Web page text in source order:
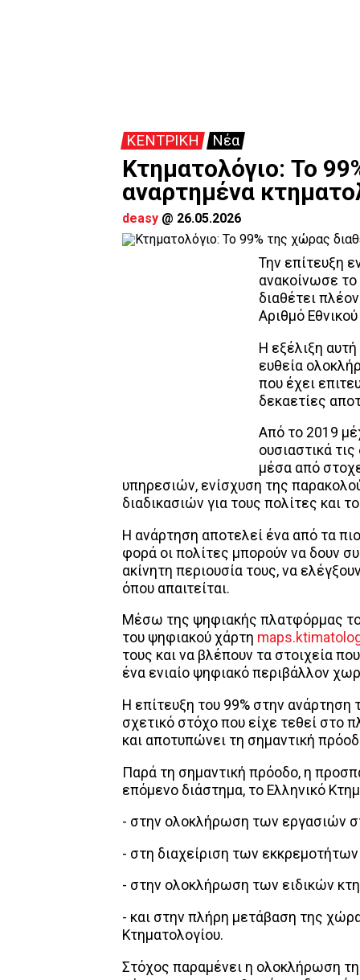
ΚΕΝΤΡΙΚΗ Νέα
Κτηματολόγιο: Το
αναρτημένα
deasy @ 26.05.2026
Την επίτευξη
ανακοίνωσε
διαθέτει
Αριθμό
Η εξέλιξη
ευθεία
που έχει
δεκαετίες
Από το 2019
ουσιαστικά
μέσα από
υπηρεσιών, ενίσχυση της
διαδικασιών για τους πολίτες και
Η ανάρτηση αποτελεί ένα από τα
φορά οι πολίτες μπορούν να δουν
ακίνητη περιουσία τους, να
όπου απαιτείται.
Μέσω της ψηφιακής πλατφόρμας
του ψηφιακού χάρτη
τους και να βλέπουν τα στοιχεία
ένα ενιαίο ψηφιακό περιβάλλον
Η επίτευξη του 99% στην ανάρτηση
σχετικό στόχο που είχε τεθεί στο
και αποτυπώνει τη σημαντική
Παρά τη σημαντική πρόοδο, η
επόμενο διάστημα, το Ελληνικό
- στην ολοκλήρωση των εργασιών
- στη διαχείριση των
- στην ολοκλήρωση των ειδικών
- και στην πλήρη μετάβαση της
Κτηματολογίου.
Στόχος παραμένει η ολοκλήρωση